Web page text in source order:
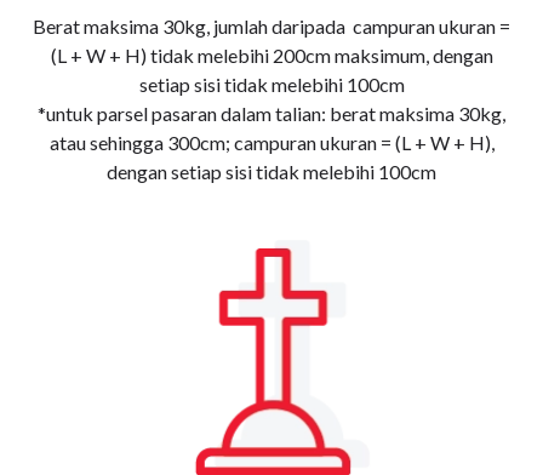
Berat maksima 30kg, jumlah daripada campuran ukuran =
(L + W + H) tidak melebihi 200cm maksimum, dengan
setiap sisi tidak melebihi 100cm
*untuk parsel pasaran dalam talian: berat maksima 30kg,
atau sehingga 300cm; campuran ukuran = (L + W + H),
dengan setiap sisi tidak melebihi 100cm